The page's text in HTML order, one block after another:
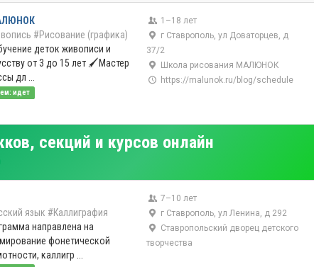
#Рисование (графика)
деток живописи и
от 3 до 15 лет 🖌Мастер
дл ...
идет
1–18 лет
г Ставрополь, ул Доваторцев, д
37/2
Школа рисования МАЛЮНОК
https://malunok.ru/blog/schedule
секций и курсов онлайн
язык #Каллиграфия
направлена на
фонетической
каллигр ...
7–10 лет
г Ставрополь, ул Ленина, д 292
Ставропольский дворец детского
творчества